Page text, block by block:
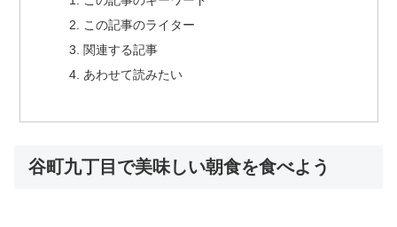
この記事のライター
関連する記事
あわせて読みたい
谷町九丁目で美味しい朝食を食べよう